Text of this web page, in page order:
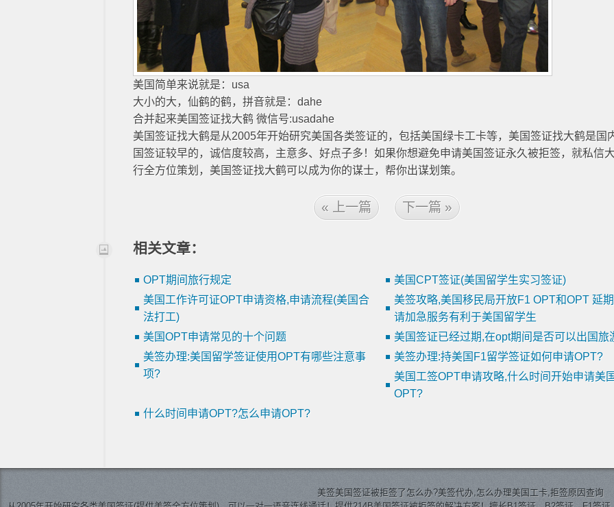
美国简单来说就是：usa
大小的大，仙鹤的鹤，拼音就是：dahe
合并起来美国签证找大鹤 微信号:usadahe
美国签证找大鹤是从2005年开始研究美国各类签证的，包括美国绿卡工卡等，美国签证找大鹤是国
国签证较早的，诚信度较高，主意多、好点子多！如果你想避免申请美国签证永久被拒签，就私信
行全方位策划，美国签证找大鹤可以成为你的谋士，帮你出谋划策。
« 上一篇 下一篇 »
相关文章：
OPT期间旅行规定
美国CPT签证(美国留学生实习签证)
美国工作许可证OPT申请资格,申请流程(美国合
法打工)
美签攻略,美国移民局开放F1 OPT和OPT 延
请加急服务有利于美国留学生
美国OPT申请常见的十个问题
美国签证已经过期,在opt期间是否可以出国旅
美签办理:美国留学签证使用OPT有哪些注意事
项?
美签办理:持美国F1留学签证如何申请OPT?
美国工签OPT申请攻略,什么时间开始申请美国
OPT?
什么时间申请OPT?怎么申请OPT?
美签美国签证被拒签了怎么办?美签代办,怎么办理美国工卡,拒签原因查询